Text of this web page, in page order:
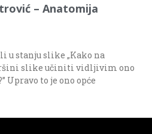
– Anatomija
u stanju slike „Kako na
slike učiniti vidljivim ono
Upravo to je ono opće